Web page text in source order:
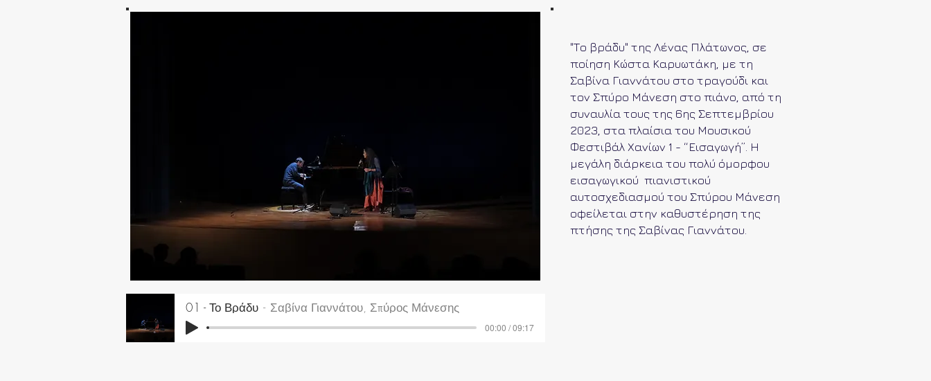
"Το βράδυ" της Λένας Πλάτωνος, σε
ποίηση Κώστα Καρυωτάκη, με τη
Σαβίνα Γιαννάτου στο τραγούδι και
τον Σπύρο Μάνεση στο πιάνο, από τη
συναυλία τους της 6ης Σεπτεμβρίου
2023, στα πλαίσια του Μουσικού
Φεστιβάλ Χανίων 1 - “Εισαγωγή”. Η
μεγάλη διάρκεια του πολύ όμορφου
εισαγωγικού πιανιστικού
αυτοσχεδιασμού του Σπύρου Μάνεση
οφείλεται στην καθυστέρηση της
πτήσης της Σαβίνας Γιαννάτου.
01 - Το Βράδυ Σαβίνα Γιαννάτου, Σπύρος Μάνεσης
00:00 / 09:17